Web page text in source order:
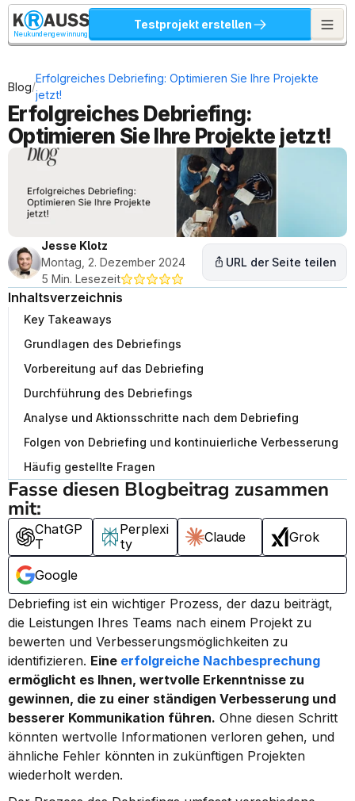
Neukundengewinnung
Testprojekt erstellen
Blog/
Erfolgreiches Debriefing: Optimieren Sie Ihre Projekte
jetzt!
Erfolgreiches Debriefing:
Optimieren Sie Ihre Projekte jetzt!
Jesse Klotz
Montag, 2. Dezember 2024
5 Min. Lesezeit
URL der Seite teilen
Inhaltsverzeichnis
Key Takeaways
Grundlagen des Debriefings
Vorbereitung auf das Debriefing
Durchführung des Debriefings
Analyse und Aktionsschritte nach dem Debriefing
Folgen von Debriefing und kontinuierliche Verbesserung
Häufig gestellte Fragen
Fasse diesen Blogbeitrag zusammen
mit:
ChatGP
T
Perplexi
ty
Claude Grok
Google
Debriefing ist ein wichtiger Prozess, der dazu beiträgt,
die Leistungen Ihres Teams nach einem Projekt zu
bewerten und Verbesserungsmöglichkeiten zu
identifizieren. Eine erfolgreiche Nachbesprechung
ermöglicht es Ihnen, wertvolle Erkenntnisse zu
gewinnen, die zu einer ständigen Verbesserung und
besserer Kommunikation führen. Ohne diesen Schritt
könnten wertvolle Informationen verloren gehen, und
ähnliche Fehler könnten in zukünftigen Projekten
wiederholt werden.